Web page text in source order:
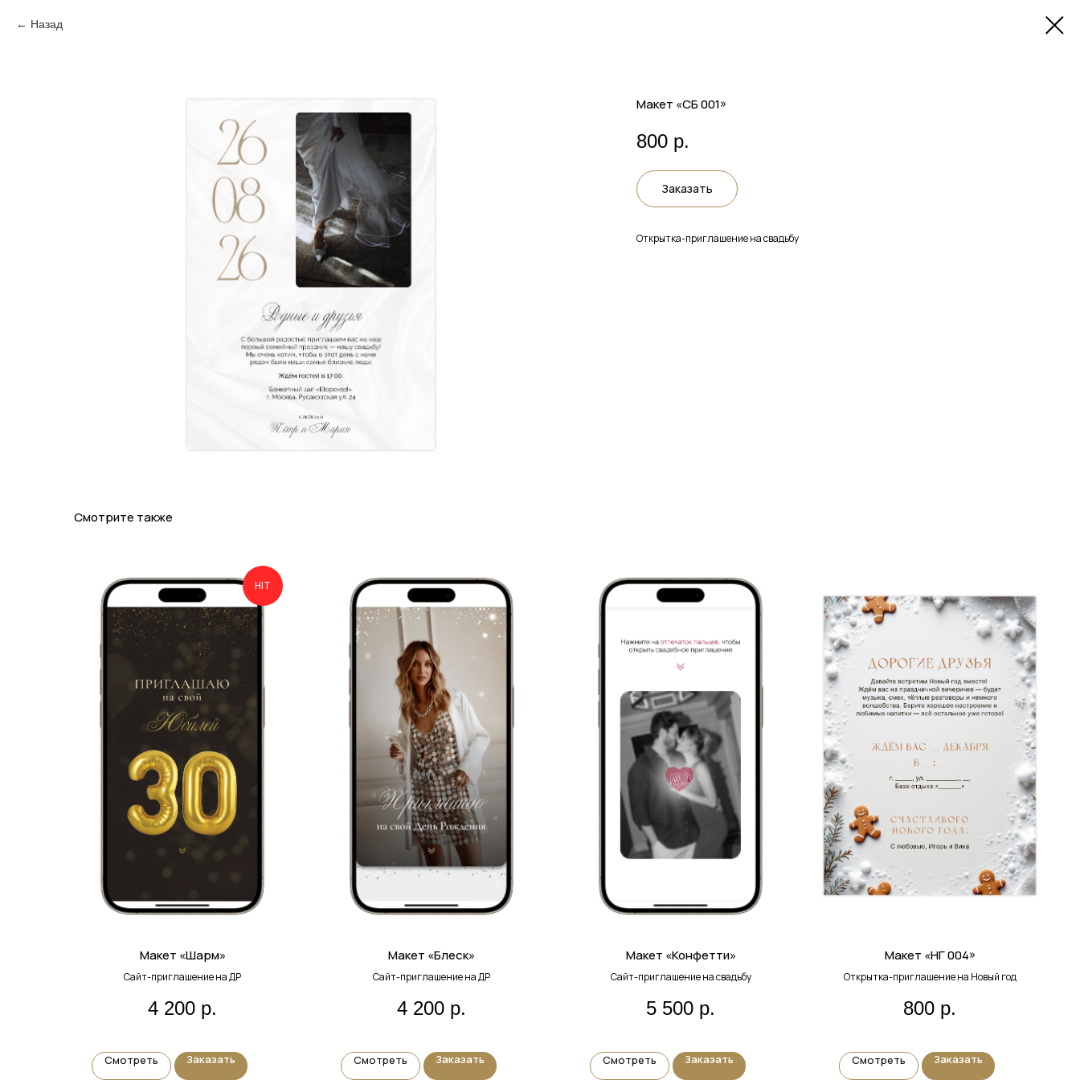
Назад
Макет «СБ 001»
800 р.
Заказать
Открытка-приглашение на свадьбу
Смотрите также
HIT
Макет «Шарм»
Сайт-приглашение на ДР
4 200 р.
Смотреть Заказать
Макет «Блеск»
Сайт-приглашение на ДР
4 200 р.
Смотреть Заказать
Макет «Конфетти»
Сайт-приглашение на свадьбу
5 500 р.
Смотреть Заказать
Макет «НГ 004»
Открытка-приглашение на Новый год
800 р.
Смотреть Заказать